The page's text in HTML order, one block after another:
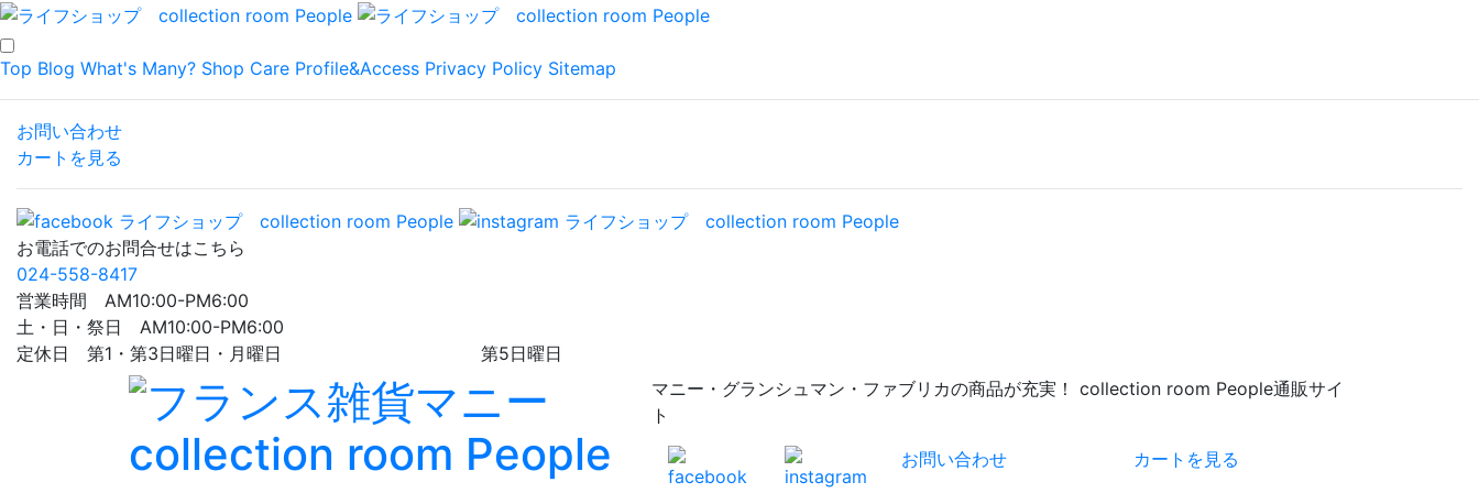
Top Blog What's Many? Shop Care Profile&Access Privacy Policy Sitemap
お問い合わせ
カートを見る
お電話でのお問合せはこちら
024-558-8417
営業時間 AM10:00-PM6:00
土・日・祭日 AM10:00-PM6:00
定休日 第1・第3日曜日・月曜日 第5日曜日
マニー・グランシュマン・ファブリカの商品が充実！ collection room People通販サイ
ト
お問い合わせ
カートを見る